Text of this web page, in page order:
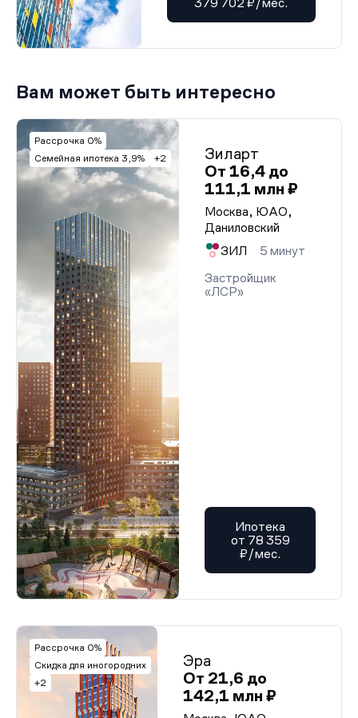
379 702 ₽/мес.
Вам может быть интересно
Рассрочка 0%
Семейная ипотека 3,9%
+2
Зиларт
От 16,4 до
111,1 млн ₽
Москва, ЮАО,
Даниловский
ЗИЛ
5 минут
Застройщик
«ЛСР»
Ипотека
от 78 359
₽/мес.
Рассрочка 0%
Скидка для иногородних
+2
Эра
От 21,6 до
142,1 млн ₽